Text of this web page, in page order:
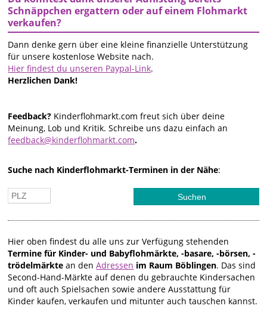
Schnäppchen ergattern oder auf einem Flohmarkt
verkaufen?
Dann denke gern über eine kleine finanzielle Unterstützung
für unsere kostenlose Website nach.
Hier findest du unseren Paypal-Link.
Herzlichen Dank!
Feedback? Kinderflohmarkt.com freut sich über deine
Meinung, Lob und Kritik. Schreibe uns dazu einfach an
feedback@kinderflohmarkt.com.
Suche nach Kinderflohmarkt-Terminen in der Nähe:
Hier oben findest du alle uns zur Verfügung stehenden
Termine für Kinder- und Babyflohmärkte, -basare, -börsen, -
trödelmärkte an denAdressen im Raum Böblingen. Das sind
Second-Hand-Märkte auf denen du gebrauchte Kindersachen
und oft auch Spielsachen sowie andere Ausstattung für
Kinder kaufen, verkaufen und mitunter auch tauschen kannst.